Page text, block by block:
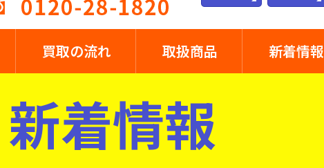
買取の流れ 取扱商品 新着情報
新着情報